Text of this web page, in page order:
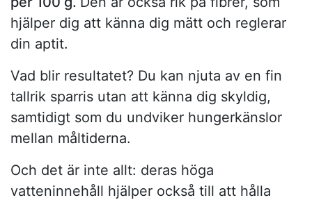
hjälper dig att känna dig mätt och reglerar
din aptit.
Vad blir resultatet? Du kan njuta av en fin
tallrik sparris utan att känna dig skyldig,
samtidigt som du undviker hungerkänslor
mellan måltiderna.
Och det är inte allt: deras höga
vatteninnehåll hjälper också till att hålla